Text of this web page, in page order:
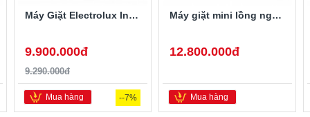
Máy Giặt Electrolux Inverter 10 Kg EWF1024D3WB
9.900.000đ
9.290.000đ
--7%
Mua hàng
Máy giặt mini lồng ngang Twinwash LG T2735NWLV 3.5Kg
12.800.000đ
Mua hàng